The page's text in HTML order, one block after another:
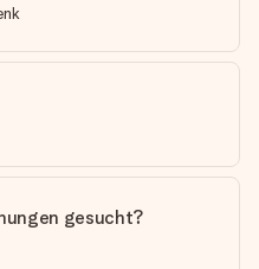
gesucht?